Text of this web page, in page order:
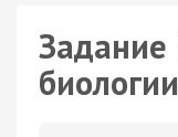
Задание